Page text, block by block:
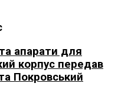
апарати для
корпус передав
Покровський